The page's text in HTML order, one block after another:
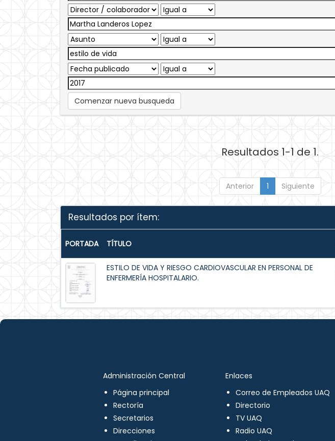
Comenzar nueva busqueda
Resultados 1-1 de 1.
Anterior 1 Siguiente
Resultados por ítem:
PORTADA TÍTULO
ESTILO DE VIDA Y RIESGO CARDIOVASCULAR EN PERSONAL DE
ENFERMERÍA HOSPITALARIO.
Administración Central
Página principal
Rectoría
Secretarios
Direcciones
Enlaces
Correo de Empleados UAQ
Directorio
TV UAQ
Radio UAQ